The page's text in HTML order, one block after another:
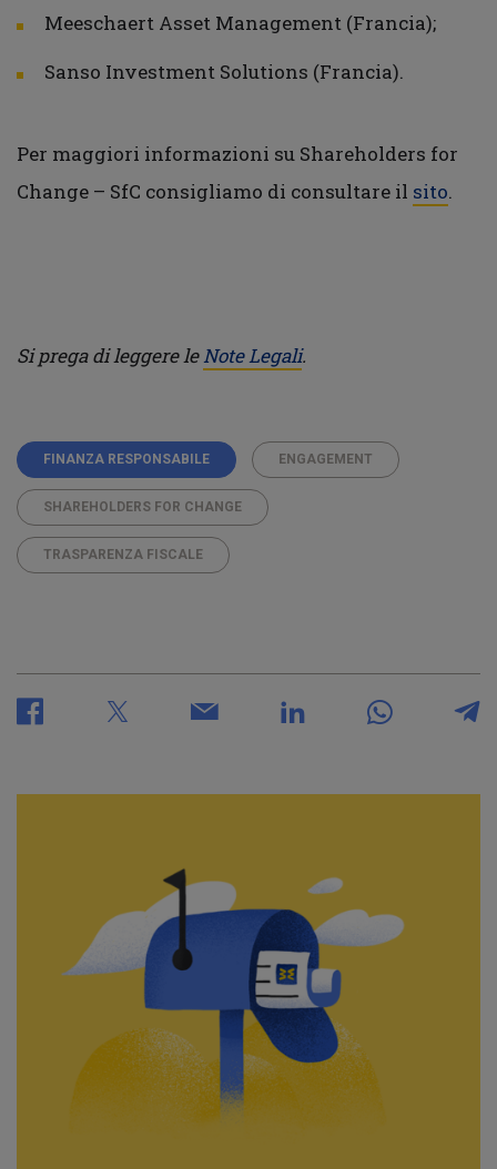
Meeschaert Asset Management (Francia);
Sanso Investment Solutions (Francia).
Per maggiori informazioni su Shareholders for
Change – SfC consigliamo di consultare il sito.
Si prega di leggere leNote Legali.
FINANZA RESPONSABILE ENGAGEMENT
SHAREHOLDERS FOR CHANGE
TRASPARENZA FISCALE